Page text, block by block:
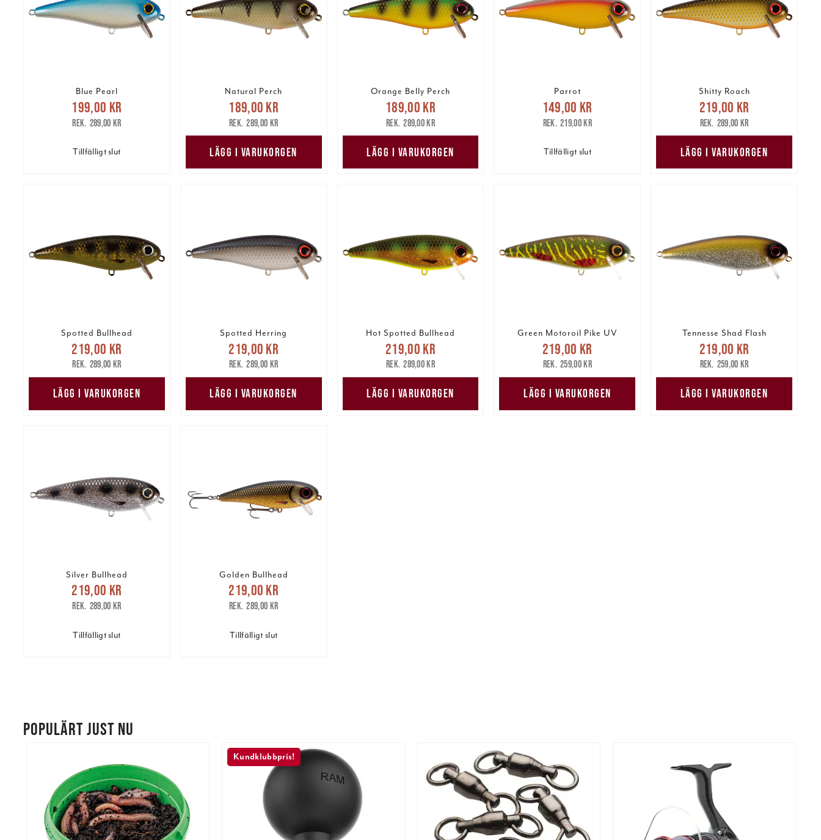
Blue Pearl
Nuvarande pris
199,00 krTidigare pris
289,00 kr
199,00 kr
289,00 kr
Tillfälligt slut
Natural Perch
Nuvarande pris
189,00 krTidigare pris
289,00 kr
189,00 kr
289,00 kr
LÄGG I VARUKORGEN
Orange Belly Perch
Nuvarande pris
189,00 krTidigare pris
289,00 kr
189,00 kr
289,00 kr
LÄGG I VARUKORGEN
Parrot
Nuvarande pris
149,00 krTidigare pris
219,00 kr
149,00 kr
219,00 kr
Tillfälligt slut
Shitty Roach
Nuvarande pris
219,00 krTidigare pris
289,00 kr
219,00 kr
289,00 kr
LÄGG I VARUKORGEN
Spotted Bullhead
Nuvarande pris
219,00 krTidigare pris
289,00 kr
219,00 kr
289,00 kr
LÄGG I VARUKORGEN
Spotted Herring
Nuvarande pris
219,00 krTidigare pris
289,00 kr
219,00 kr
289,00 kr
LÄGG I VARUKORGEN
Hot Spotted Bullhead
Nuvarande pris:
219,00 krTidigare pris
289,00 kr
219,00 kr
289,00 kr
LÄGG I VARUKORGEN
Green Motoroil Pike UV
Nuvarande pris:
219,00 krTidigare pris
259,00 kr
219,00 kr
259,00 kr
LÄGG I VARUKORGEN
Tennesse Shad Flash
Nuvarande pris:
219,00 krTidigare pris
259,00 kr
219,00 kr
259,00 kr
LÄGG I VARUKORGEN
Silver Bullhead
Nuvarande pris
219,00 krTidigare pris
289,00 kr
219,00 kr
289,00 kr
Tillfälligt slut
Golden Bullhead
Nuvarande pris
219,00 krTidigare pris
289,00 kr
219,00 kr
289,00 kr
Tillfälligt slut
POPULÄRT JUST NU
Kundklubbpris!